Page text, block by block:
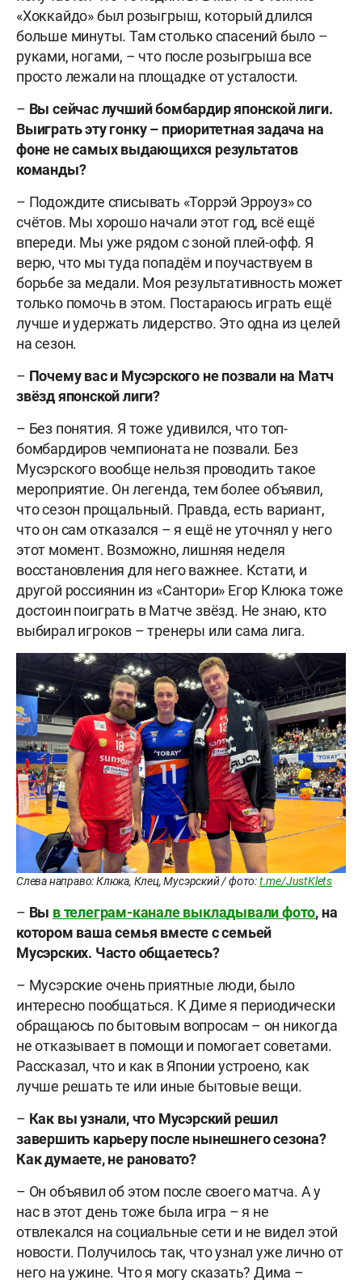
«Хоккайдо» был розыгрыш, который длился
больше минуты. Там столько спасений было –
руками, ногами, – что после розыгрыша все
просто лежали на площадке от усталости.
– Вы сейчас лучший бомбардир японской лиги.
Выиграть эту гонку – приоритетная задача на
фоне не самых выдающихся результатов
команды?
– Подождите списывать «Торрэй Эрроуз» со
счётов. Мы хорошо начали этот год, всё ещё
впереди. Мы уже рядом с зоной плей-офф. Я
верю, что мы туда попадём и поучаствуем в
борьбе за медали. Моя результативность может
только помочь в этом. Постараюсь играть ещё
лучше и удержать лидерство. Это одна из целей
на сезон.
– Почему вас и Мусэрского не позвали на Матч
звёзд японской лиги?
– Без понятия. Я тоже удивился, что топ-
бомбардиров чемпионата не позвали. Без
Мусэрского вообще нельзя проводить такое
мероприятие. Он легенда, тем более объявил,
что сезон прощальный. Правда, есть вариант,
что он сам отказался – я ещё не уточнял у него
этот момент. Возможно, лишняя неделя
восстановления для него важнее. Кстати, и
другой россиянин из «Сантори» Егор Клюка тоже
достоин поиграть в Матче звёзд. Не знаю, кто
выбирал игроков – тренеры или сама лига.
Слева направо: Клюка, Клец, Мусэрский / фото:t.me/JustKlets
– Вы в телеграм-канале выкладывали фото, на
котором ваша семья вместе с семьей
Мусэрских. Часто общаетесь?
– Мусэрские очень приятные люди, было
интересно пообщаться. К Диме я периодически
обращаюсь по бытовым вопросам – он никогда
не отказывает в помощи и помогает советами.
Рассказал, что и как в Японии устроено, как
лучше решать те или иные бытовые вещи.
– Как вы узнали, что Мусэрский решил
завершить карьеру после нынешнего сезона?
Как думаете, не рановато?
– Он объявил об этом после своего матча. А у
нас в этот день тоже была игра – я не
отвлекался на социальные сети и не видел этой
новости. Получилось так, что узнал уже лично от
него на ужине. Что я могу сказать? Дима –